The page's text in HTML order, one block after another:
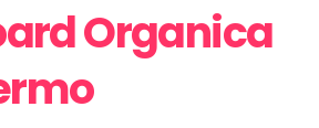
Organica